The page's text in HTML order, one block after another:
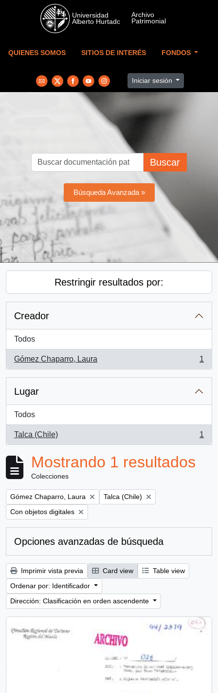
Skip to main content
QUIENES SOMOS SITIOS DE INTERÉS FONDOS
Iniciar sesión
Buscar
Búsqueda Avanzada »
Restringir resultados por:
Creador
Todos
Gómez Chaparro, Laura
, 1 resultados
1
Lugar
Todos
Talca (Chile)
, 1 resultados
1
Mostrando 1 resultados
Colecciones
Remove filter:
Gómez Chaparro, Laura Remove filter:
Talca (Chile)
Remove filter:
Con objetos digitales
Opciones avanzadas de búsqueda
Imprimir vista previa Card view
Table view
Ordenar por: Identificador
Dirección: Clasificación en orden ascendente